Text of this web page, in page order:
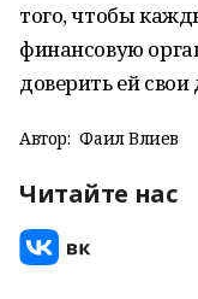
того, чтобы
финансовую
доверить ей
Автор: Фаил Вәлиев
Читайте нас